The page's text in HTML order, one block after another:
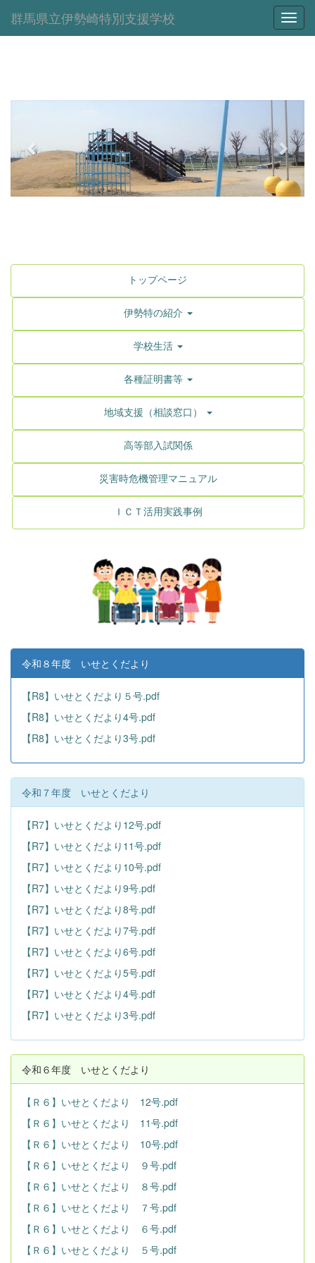
群馬県立伊勢崎特別支援学校
o
u
s
t
トップページ
伊勢特の紹介
学校生活
各種証明書等
地域支援（相談窓口）
高等部入試関係
災害時危機管理マニュアル
ＩＣＴ活用実践事例
令和８年度 いせとくだより
【R8】いせとくだより５号.pdf
【R8】いせとくだより4号.pdf
【R8】いせとくだより3号.pdf
令和７年度 いせとくだより
【R7】いせとくだより12号.pdf
【R7】いせとくだより11号.pdf
【R7】いせとくだより10号.pdf
【R7】いせとくだより9号.pdf
【R7】いせとくだより8号.pdf
【R7】いせとくだより7号.pdf
【R7】いせとくだより6号.pdf
【R7】いせとくだより5号.pdf
【R7】いせとくだより4号.pdf
【R7】いせとくだより3号.pdf
令和６年度 いせとくだより
【Ｒ６】いせとくだより 12号.pdf
【Ｒ６】いせとくだより 11号.pdf
【Ｒ６】いせとくだより 10号.pdf
【Ｒ６】いせとくだより ９号.pdf
【Ｒ６】いせとくだより ８号.pdf
【Ｒ６】いせとくだより ７号.pdf
【Ｒ６】いせとくだより ６号.pdf
【Ｒ６】いせとくだより ５号.pdf